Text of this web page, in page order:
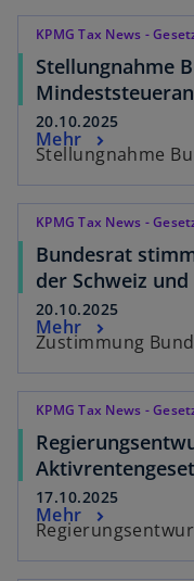
KPMG Tax News -
Stellungnahme
20.10.2025
Stellungnahme
Mehr
KPMG Tax News -
Bundesrat
der Schweiz
20.10.2025
Zustimmung
Mehr
KPMG Tax News -
17.10.2025
Mehr